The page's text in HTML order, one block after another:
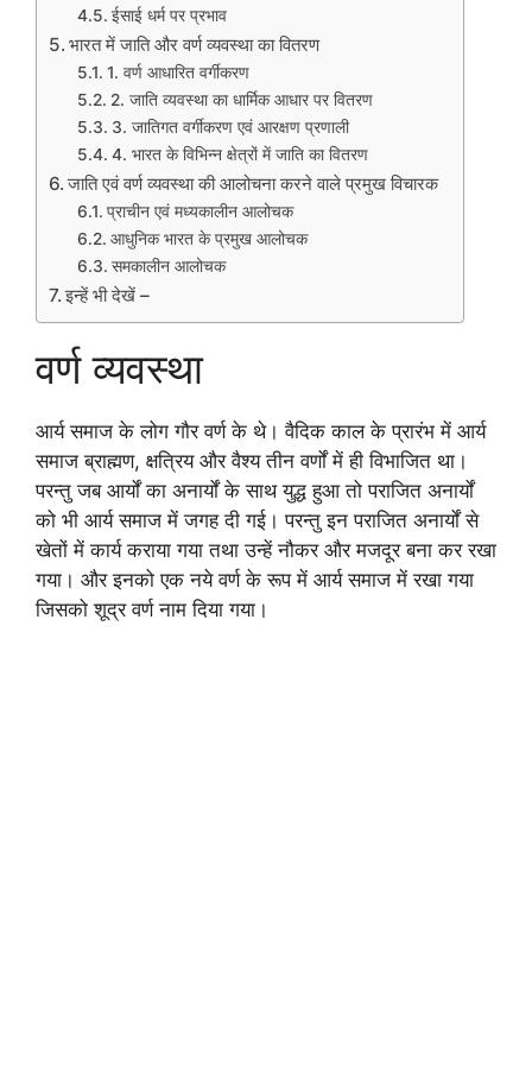
ईसाई धर्म पर प्रभाव
भारत में जाति और वर्ण व्यवस्था का वितरण
1. वर्ण आधारित वर्गीकरण
2. जाति व्यवस्था का धार्मिक आधार पर वितरण
3. जातिगत वर्गीकरण एवं आरक्षण प्रणाली
4. भारत के विभिन्न क्षेत्रों में जाति का वितरण
जाति एवं वर्ण व्यवस्था की आलोचना करने वाले प्रमुख विचारक
प्राचीन एवं मध्यकालीन आलोचक
आधुनिक भारत के प्रमुख आलोचक
समकालीन आलोचक
इन्हें भी देखें –
वर्ण व्यवस्था
आर्य समाज के लोग गौर वर्ण के थे। वैदिक काल के प्रारंभ में आर्य
समाज ब्राह्मण, क्षत्रिय और वैश्य तीन वर्णों में ही विभाजित था।
परन्तु जब आर्यों का अनार्यों के साथ युद्ध हुआ तो पराजित अनार्यों
को भी आर्य समाज में जगह दी गई। परन्तु इन पराजित अनार्यों से
खेतों में कार्य कराया गया तथा उन्हें नौकर और मजदूर बना कर रखा
गया। और इनको एक नये वर्ण के रूप में आर्य समाज में रखा गया
जिसको शूद्र वर्ण नाम दिया गया।